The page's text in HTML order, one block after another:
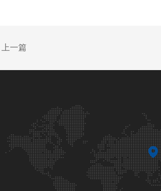
上一篇